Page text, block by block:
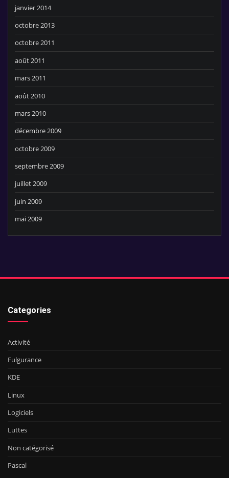
janvier 2014
octobre 2013
octobre 2011
août 2011
mars 2011
août 2010
mars 2010
décembre 2009
octobre 2009
septembre 2009
juillet 2009
juin 2009
mai 2009
Categories
Activité
Fulgurance
KDE
Linux
Logiciels
Luttes
Non catégorisé
Pascal